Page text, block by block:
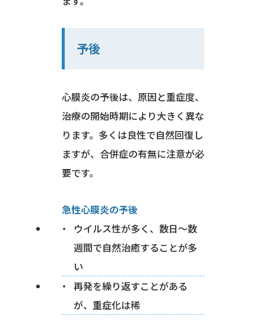
予後
心膜炎の予後は、原因と重症度、
治療の開始時期により大きく異な
ります。多くは良性で自然回復し
ますが、合併症の有無に注意が必
要です。
急性心膜炎の予後
ウイルス性が多く、数日〜数
週間で自然治癒することが多
い
再発を繰り返すことがある
が、重症化は稀